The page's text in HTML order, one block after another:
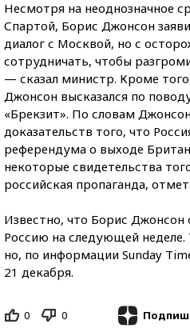
Несмотря на неоднозначное
Спартой, Борис Джонсон
диалог с Москвой, но с
сотрудничать, чтобы
— сказал министр. Кроме
Джонсон высказался по
«Брекзит». По словам
доказательств того, что
референдума о выходе
некоторые свидетельства
российская пропаганда,
Известно, что Борис Джонсон
Россию на следующей неделе.
но, по информации Sunday
21 декабря.
0 0